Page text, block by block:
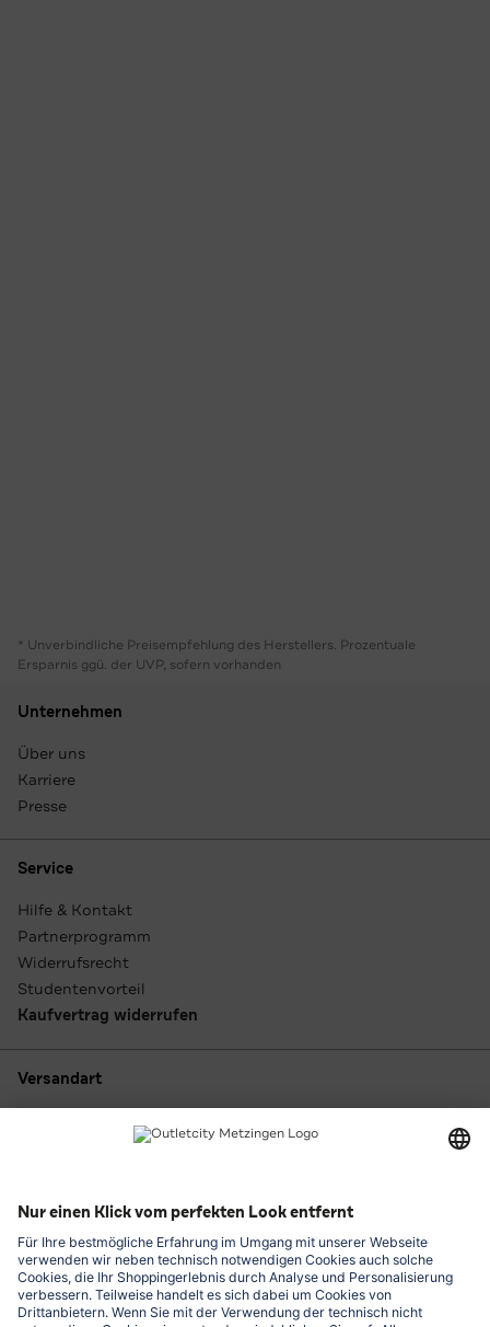
* Unverbindliche Preisempfehlung des Herstellers. Prozentuale
Ersparnis ggü. der UVP, sofern vorhanden
Unternehmen
Über uns
Karriere
Presse
Service
Hilfe & Kontakt
Partnerprogramm
Widerrufsrecht
Studentenvorteil
Kaufvertrag widerrufen
Versandart
Outletcity App laden